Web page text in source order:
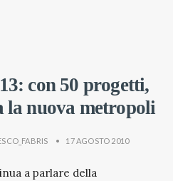
con 50 progetti,
la nuova metropoli
• 17 AGOSTO 2010
a parlare della